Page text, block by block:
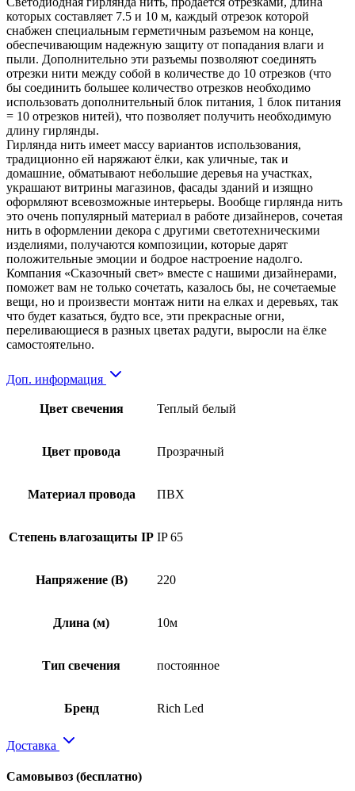
которых составляет 7.5 и 10 м, каждый отрезок которой
снабжен специальным герметичным разъемом на конце,
обеспечивающим надежную защиту от попадания влаги и
пыли. Дополнительно эти разъемы позволяют соединять
отрезки нити между собой в количестве до 10 отрезков (что
бы соединить большее количество отрезков необходимо
использовать дополнительный блок питания, 1 блок питания
= 10 отрезков нитей), что позволяет получить необходимую
длину гирлянды.
Гирлянда нить имеет массу вариантов использования,
традиционно ей наряжают ёлки, как уличные, так и
домашние, обматывают небольшие деревья на участках,
украшают витрины магазинов, фасады зданий и изящно
оформляют всевозможные интерьеры. Вообще гирлянда нить
это очень популярный материал в работе дизайнеров, сочетая
нить в оформлении декора с другими светотехническими
изделиями, получаются композиции, которые дарят
положительные эмоции и бодрое настроение надолго.
Компания «Сказочный свет» вместе с нашими дизайнерами,
поможет вам не только сочетать, казалось бы, не сочетаемые
вещи, но и произвести монтаж нити на елках и деревьях, так
что будет казаться, будто все, эти прекрасные огни,
переливающиеся в разных цветах радуги, выросли на ёлке
самостоятельно.
Доп. информация
Цвет свечения Теплый белый
Цвет провода Прозрачный
Материал провода ПВХ
Степень влагозащиты IP IP 65
Напряжение (В) 220
Длина (м) 10м
Тип свечения постоянное
Бренд Rich Led
Доставка
Самовывоз (бесплатно)